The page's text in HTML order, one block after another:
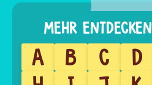
A B C D